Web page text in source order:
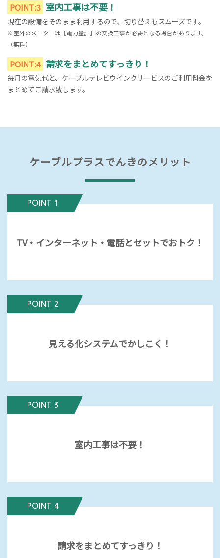
POINT:3 室内工事は不要！
現在の設備をそのまま利用するので、切り替えもスムーズです。
※室外のメーターは［電力量計］の交換工事が必要となる場合があります。
（無料）
POINT:4 請求をまとめてすっきり！
毎月の電気代と、ケーブルテレビウインクサービスのご利用料金を
まとめてご請求致します。
ケーブルプラスでんきのメリット
POINT 1
TV・インターネット・電話とセットでおトク！
POINT 2
見える化システムでかしこく！
POINT 3
室内工事は不要！
POINT 4
請求をまとめてすっきり！